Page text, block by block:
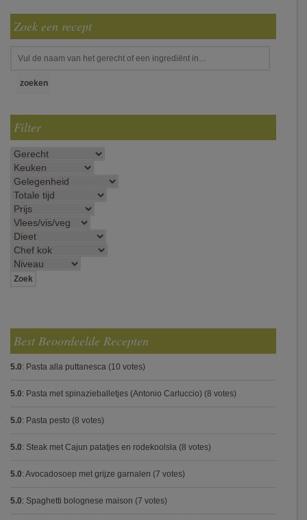
Zoek een recept
Filter
Best Beoordeelde Recepten
5.0: Pasta alla puttanesca (10 votes)
5.0: Pasta met spinazieballetjes (Antonio Carluccio) (8 votes)
5.0: Pasta pesto (8 votes)
5.0: Steak met Cajun patatjes en rodekoolsla (8 votes)
5.0: Avocadosoep met grijze garnalen (7 votes)
5.0: Spaghetti bolognese maison (7 votes)